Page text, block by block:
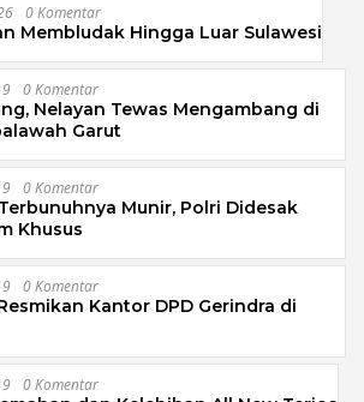
0 Komentar
Membludak Hingga Luar Sulawesi
0 Komentar
Nelayan Tewas Mengambang di
Garut
0 Komentar
Munir, Polri Didesak
Khusus
0 Komentar
Kantor DPD Gerindra di
0 Komentar